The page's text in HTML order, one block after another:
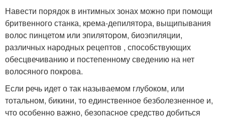
Навести порядок в интимных зонах можно при помощи
бритвенного станка, крема-депилятора, выщипывания
волос пинцетом или эпилятором, биоэпиляции,
различных народных рецептов , способствующих
обесцвечиванию и постепенному сведению на нет
волосяного покрова.
Если речь идет о так называемом глубоком, или
тотальном, бикини, то единственное безболезненное и,
что особенно важно, безопасное средство добиться